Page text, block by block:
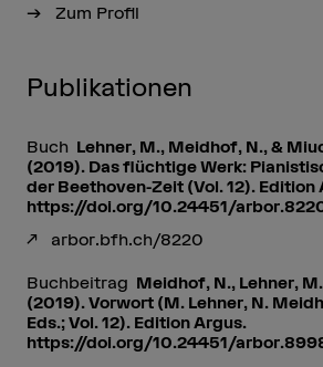
Zum Profil
Publikationen
Buch Lehner, M., Meidhof, N., &
(2019). Das flüchtige Werk:
der Beethoven-Zeit (Vol. 12). Edition
https://doi.org/10.24451/
arbor.bfh.ch/8220
Buchbeitrag Meidhof, N., Lehner,
(2019). Vorwort (M. Lehner, N.
Eds.; Vol. 12). Edition Argus.
https://doi.org/10.24451/